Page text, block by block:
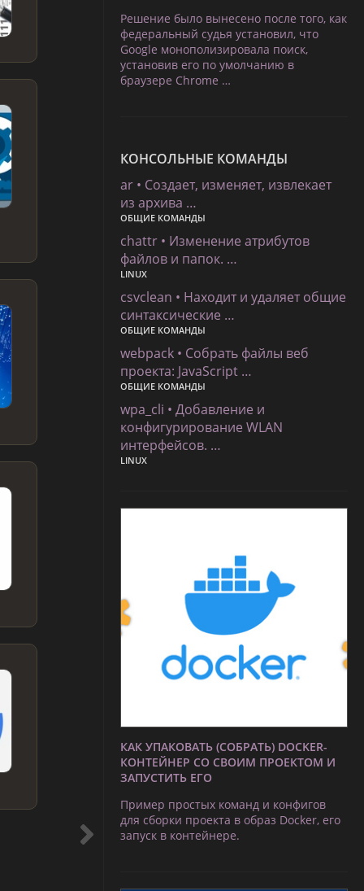
Решение было вынесено после того, как
федеральный судья установил, что
Google монополизировала поиск,
установив его по умолчанию в
браузере Chrome …
КОНСОЛЬНЫЕ КОМАНДЫ
ar • Создает, изменяет, извлекает
из архива …
ОБЩИЕ КОМАНДЫ
chattr • Изменение атрибутов
файлов и папок. …
LINUX
csvclean • Находит и удаляет общие
синтаксические …
ОБЩИЕ КОМАНДЫ
webpack • Собрать файлы веб
проекта: JavaScript …
ОБЩИЕ КОМАНДЫ
wpa_cli • Добавление и
конфигурирование WLAN
интерфейсов. …
LINUX
КАК УПАКОВАТЬ (СОБРАТЬ) DOCKER-
КОНТЕЙНЕР СО СВОИМ ПРОЕКТОМ И
ЗАПУСТИТЬ ЕГО
Пример простых команд и конфигов
для сборки проекта в образ Docker, его
запуск в контейнере.